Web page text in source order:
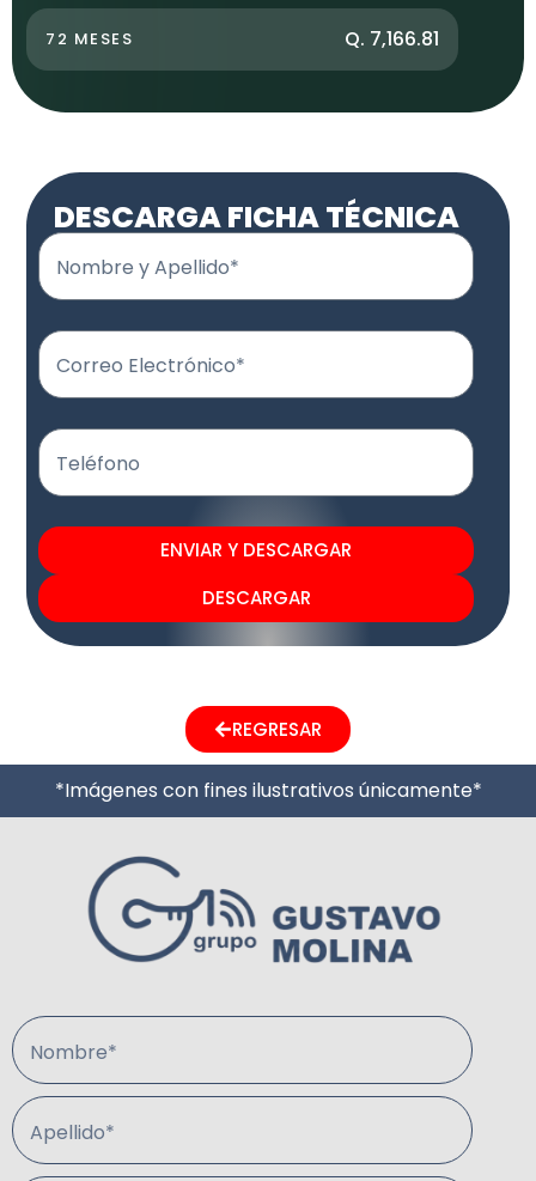
72 MESES Q. 7,166.81
DESCARGA FICHA TÉCNICA
Nombre y Apellido*
Correo Electrónico*
Teléfono
ENVIAR Y DESCARGAR
DESCARGAR
REGRESAR
*Imágenes con fines ilustrativos únicamente*
Nombre*
Apellido*